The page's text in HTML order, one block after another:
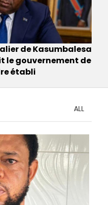
de Kasumbalesa
le gouvernement de
établi
ALL